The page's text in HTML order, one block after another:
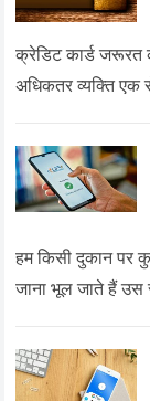
क्रेडिट कार्ड
अधिकतर व्यक्ति एक
हम किसी दुकान पर
जाना भूल जाते हैं